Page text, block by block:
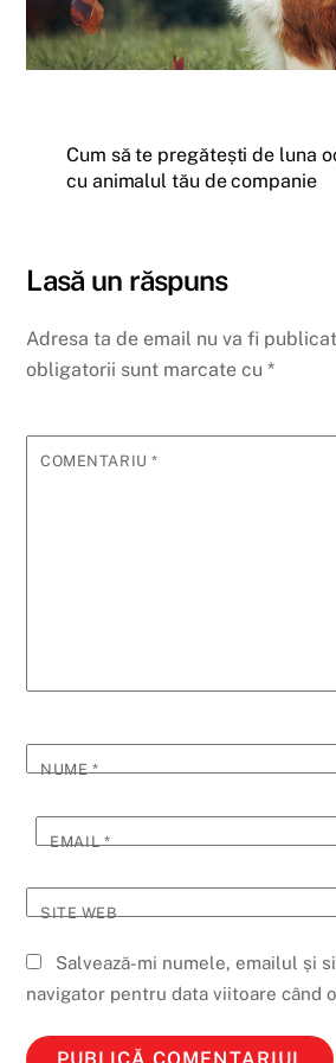
Cum să te pregătești de luna
cu animalul tău de companie
Lasă un răspuns
Adresa ta de email nu va fi
obligatorii sunt marcate cu*
COMENTARIU*
NUME*
EMAIL*
SITE WEB
Salvează-mi numele, emailul și
navigator pentru data viitoare când